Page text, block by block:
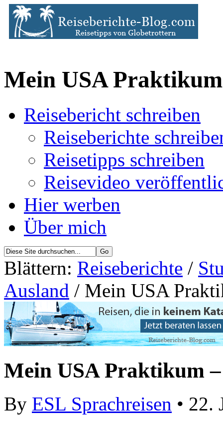
Mein USA Praktikum
Reisebericht schreiben
Reiseberichte
Reisetipps schreiben
Reisevideo
Hier werben
Über mich
Blättern: Reiseberichte /
Ausland / Mein USA
Mein USA Praktikum –
By ESL Sprachreisen • 22.